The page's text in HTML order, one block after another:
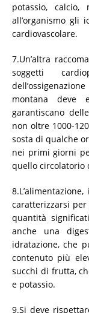
potassio,
all’organismo gli
cardiovascolare.
7.Un’altra
soggetti
montana deve
garantiscano
non oltre 1000-
sosta di qualche
nei primi giorni
quello circolatorio
caratterizzarsi per
quantità
anche una
idratazione, che
contenuto più
succhi di frutta,
e potassio.
9.Si deve